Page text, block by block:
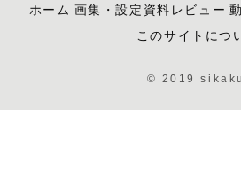
ホーム 画集・設定資料レビュー
このサイトにつ
© 2019